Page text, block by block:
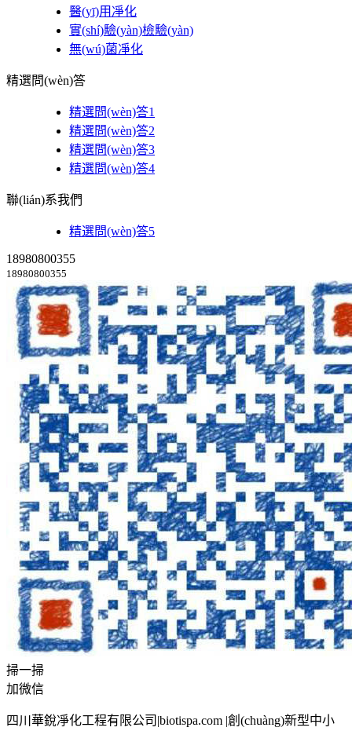
醫(yī)用凈化
實(shí)驗(yàn)檢驗(yàn)
無(wú)菌凈化
精選問(wèn)答
精選問(wèn)答1
精選問(wèn)答2
精選問(wèn)答3
精選問(wèn)答4
聯(lián)系我們
精選問(wèn)答5
18980800355
18980800355
掃一掃
加微信
四川華銳凈化工程有限公司|biotispa.com |創(chuàng)新型中小